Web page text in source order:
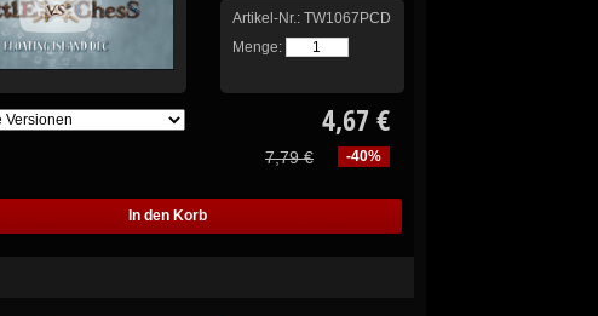
Artikel-Nr.: TW1067PCD
Menge:
4,67 €
-40%
7,79 €